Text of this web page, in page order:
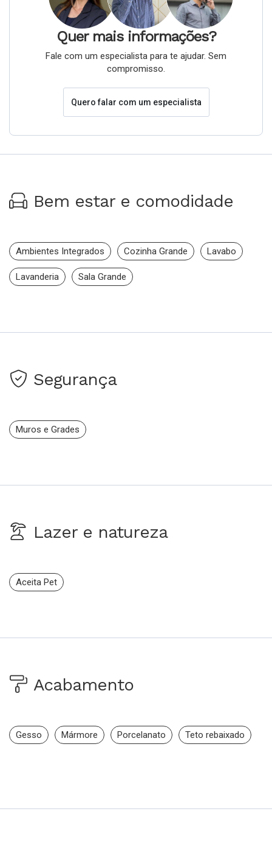
Quer mais informações?
Fale com um especialista para te ajudar. Sem
compromisso.
Quero falar com um especialista
Bem estar e comodidade
Ambientes Integrados Cozinha Grande Lavabo
Lavanderia Sala Grande
Segurança
Muros e Grades
Lazer e natureza
Aceita Pet
Acabamento
Gesso Mármore Porcelanato Teto rebaixado